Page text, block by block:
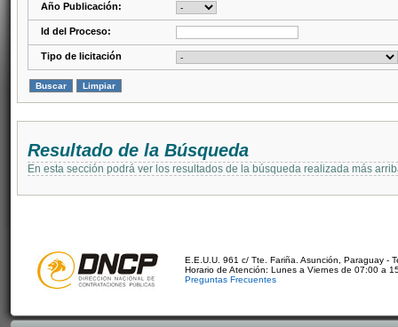
Año Publicación:
Id del Proceso:
Tipo de licitación
Resultado de la Búsqueda
En esta sección podrá ver los resultados de la búsqueda realizada más
E.E.U.U. 961 c/ Tte. Fariña. Asunción, Paraguay -
Horario de Atención: Lunes a Viernes de 07:00 a
Preguntas Frecuentes